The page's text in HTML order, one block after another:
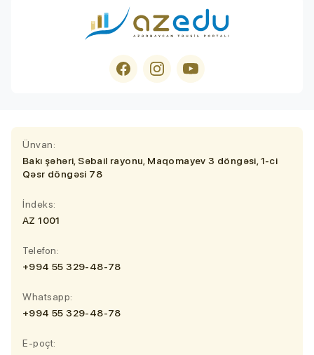
Ünvan:
Bakı şəhəri, Səbail rayonu, Maqomayev 3 döngəsi, 1-ci
Qəsr döngəsi 78
İndeks:
AZ 1001
Telefon:
+994 55 329-48-78
Whatsapp:
+994 55 329-48-78
E-poçt: